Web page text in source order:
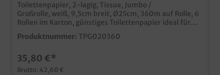
Toilettenpapier, 2-lagig, Tissue, Jumbo /
Großrolle, weiß, 9,5cm breit, Ø25cm, 360m auf Rolle, 6
Rollen im Karton, günstiges Toilettenpapier ideal für
Produktnummer: TPG020360
35,80 €*
Brutto: 42,60 €